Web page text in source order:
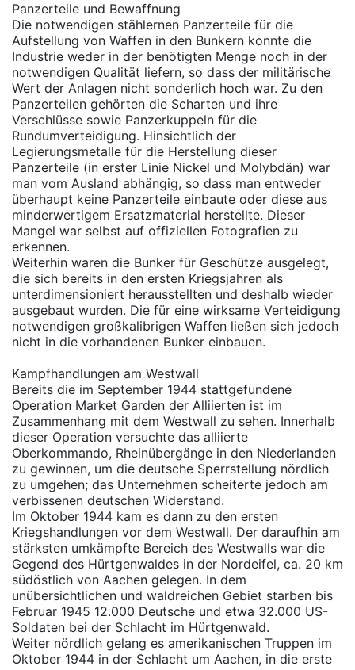
Panzerteile und Bewaffnung
Die notwendigen stählernen Panzerteile für die
Aufstellung von Waffen in den Bunkern konnte die
Industrie weder in der benötigten Menge noch in der
notwendigen Qualität liefern, so dass der militärische
Wert der Anlagen nicht sonderlich hoch war. Zu den
Panzerteilen gehörten die Scharten und ihre
Verschlüsse sowie Panzerkuppeln für die
Rundumverteidigung. Hinsichtlich der
Legierungsmetalle für die Herstellung dieser
Panzerteile (in erster Linie Nickel und Molybdän) war
man vom Ausland abhängig, so dass man entweder
überhaupt keine Panzerteile einbaute oder diese aus
minderwertigem Ersatzmaterial herstellte. Dieser
Mangel war selbst auf offiziellen Fotografien zu
erkennen.
Weiterhin waren die Bunker für Geschütze ausgelegt,
die sich bereits in den ersten Kriegsjahren als
unterdimensioniert herausstellten und deshalb wieder
ausgebaut wurden. Die für eine wirksame Verteidigung
notwendigen großkalibrigen Waffen ließen sich jedoch
nicht in die vorhandenen Bunker einbauen.
Kampfhandlungen am Westwall
Bereits die im September 1944 stattgefundene
Operation Market Garden der Alliierten ist im
Zusammenhang mit dem Westwall zu sehen. Innerhalb
dieser Operation versuchte das alliierte
Oberkommando, Rheinübergänge in den Niederlanden
zu gewinnen, um die deutsche Sperrstellung nördlich
zu umgehen; das Unternehmen scheiterte jedoch am
verbissenen deutschen Widerstand.
Im Oktober 1944 kam es dann zu den ersten
Kriegshandlungen vor dem Westwall. Der daraufhin am
stärksten umkämpfte Bereich des Westwalls war die
Gegend des Hürtgenwaldes in der Nordeifel, ca. 20 km
südöstlich von Aachen gelegen. In dem
unübersichtlichen und waldreichen Gebiet starben bis
Februar 1945 12.000 Deutsche und etwa 32.000 US-
Soldaten bei der Schlacht im Hürtgenwald.
Weiter nördlich gelang es amerikanischen Truppen im
Oktober 1944 in der Schlacht um Aachen, in die erste